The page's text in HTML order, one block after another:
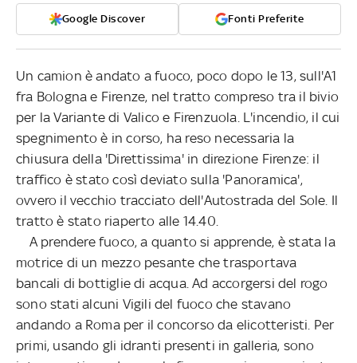
Google Discover Fonti Preferite
Un camion è andato a fuoco, poco dopo le 13, sull'A1
fra Bologna e Firenze, nel tratto compreso tra il bivio
per la Variante di Valico e Firenzuola. L'incendio, il cui
spegnimento è in corso, ha reso necessaria la
chiusura della 'Direttissima' in direzione Firenze: il
traffico è stato così deviato sulla 'Panoramica',
ovvero il vecchio tracciato dell'Autostrada del Sole. Il
tratto è stato riaperto alle 14.40.
A prendere fuoco, a quanto si apprende, è stata la
motrice di un mezzo pesante che trasportava
bancali di bottiglie di acqua. Ad accorgersi del rogo
sono stati alcuni Vigili del fuoco che stavano
andando a Roma per il concorso da elicotteristi. Per
primi, usando gli idranti presenti in galleria, sono